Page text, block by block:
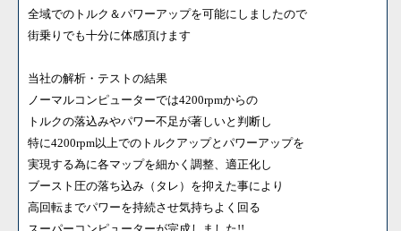
全域でのトルク＆パワーアップを可能にしましたので
街乗りでも十分に体感頂けます
当社の解析・テストの結果
ノーマルコンピューターでは4200rpmからの
トルクの落込みやパワー不足が著しいと判断し
特に4200rpm以上でのトルクアップとパワーアップを
実現する為に各マップを細かく調整、適正化し
ブースト圧の落ち込み（タレ）を抑えた事により
高回転までパワーを持続させ気持ちよく回る